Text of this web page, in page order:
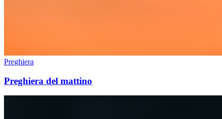
Preghiera
Preghiera del mattino